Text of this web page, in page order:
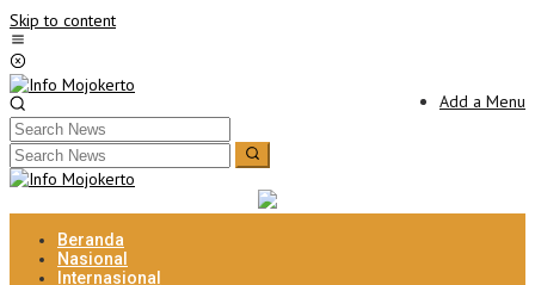
Skip to content
Add a Menu
Beranda
Nasional
Internasional